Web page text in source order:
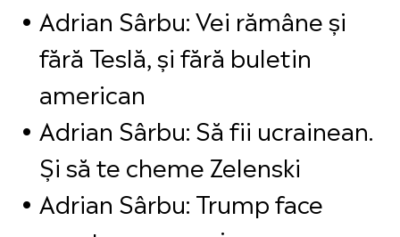
Adrian Sârbu: Vei rămâne și
fără Teslă, și fără buletin
american
Adrian Sârbu: Să fii ucrainean.
Și să te cheme Zelenski
Adrian Sârbu: Trump face